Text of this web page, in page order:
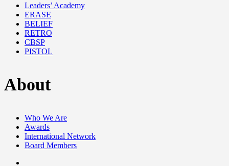
Leaders’ Academy
ERASE
BELIEF
RETRO
CBSP
PISTOL
About
Who We Are
Awards
International Network
Board Members